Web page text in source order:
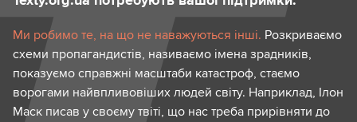
Ми робимо те, на що не наважуються інші. Розкриваємо
схеми пропагандистів, називаємо імена зрадників,
показуємо справжні масштаби катастроф, стаємо
ворогами найвпливовіших людей світу. Наприклад, Ілон
Маск писав у своєму твіті, що нас треба прирівняти до